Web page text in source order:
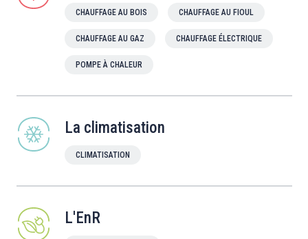
CHAUFFAGE AU BOIS CHAUFFAGE AU FIOUL
CHAUFFAGE AU GAZ CHAUFFAGE ÉLECTRIQUE
POMPE À CHALEUR
La climatisation
CLIMATISATION
L'EnR